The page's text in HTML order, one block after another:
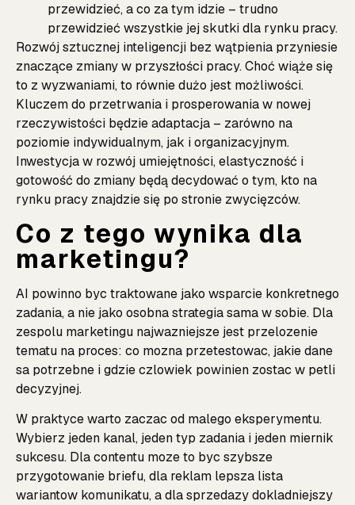
przewidzieć, a co za tym idzie – trudno
przewidzieć wszystkie jej skutki dla rynku pracy.
Rozwój sztucznej inteligencji bez wątpienia przyniesie
znaczące zmiany w przyszłości pracy. Choć wiąże się
to z wyzwaniami, to równie dużo jest możliwości.
Kluczem do przetrwania i prosperowania w nowej
rzeczywistości będzie adaptacja – zarówno na
poziomie indywidualnym, jak i organizacyjnym.
Inwestycja w rozwój umiejętności, elastyczność i
gotowość do zmiany będą decydować o tym, kto na
rynku pracy znajdzie się po stronie zwycięzców.
Co z tego wynika dla
marketingu?
AI powinno byc traktowane jako wsparcie konkretnego
zadania, a nie jako osobna strategia sama w sobie. Dla
zespolu marketingu najwazniejsze jest przelozenie
tematu na proces: co mozna przetestowac, jakie dane
sa potrzebne i gdzie czlowiek powinien zostac w petli
decyzyjnej.
W praktyce warto zaczac od malego eksperymentu.
Wybierz jeden kanal, jeden typ zadania i jeden miernik
sukcesu. Dla contentu moze to byc szybsze
przygotowanie briefu, dla reklam lepsza lista
wariantow komunikatu, a dla sprzedazy dokladniejszy